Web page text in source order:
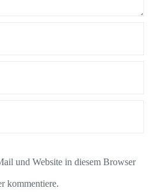
und Website in diesem Browser
kommentiere.